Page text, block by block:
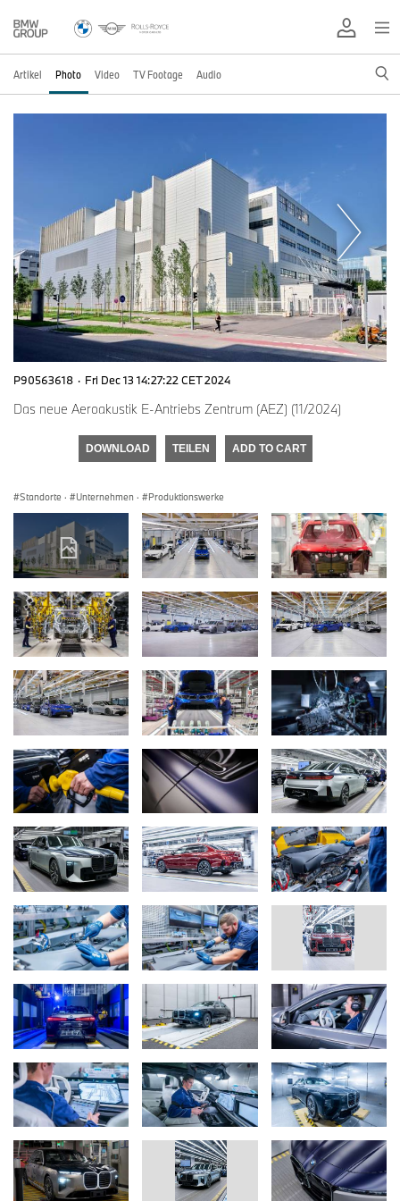
Artikel Photo Video TV Footage Audio
P90563618 · Fri Dec 13 14:27:22 CET 2024
Das neue Aeroakustik E-Antriebs Zentrum (AEZ) (11/2024)
DOWNLOAD TEILEN ADD TO CART
Standorte · Unternehmen · Produktionswerke